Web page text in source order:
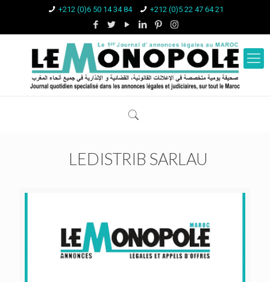
+212 (0)6 50 14 34 84 +212 (0)5 22 47 64 21
LEDISTRIB SARLAU